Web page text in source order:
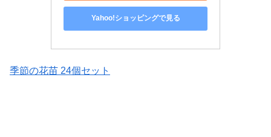
Yahoo!ショッピングで見る
季節の花苗 24個セット